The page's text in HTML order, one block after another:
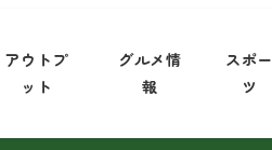
アウトプ
ット
グルメ情
報
スポー
ツ